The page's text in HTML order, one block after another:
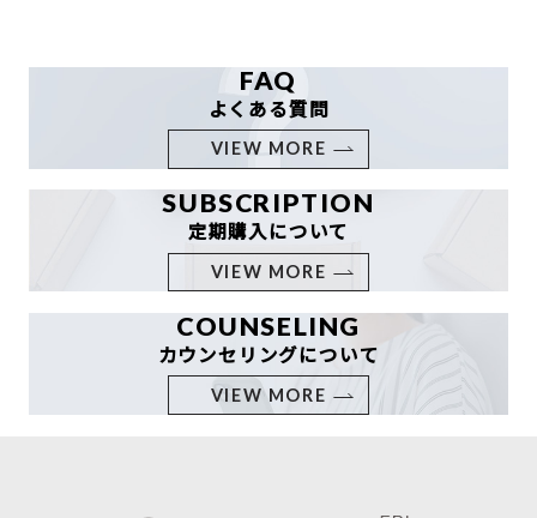
FAQ
よくある質問
VIEW MORE
SUBSCRIPTION
定期購入について
VIEW MORE
COUNSELING
カウンセリングについて
VIEW MORE